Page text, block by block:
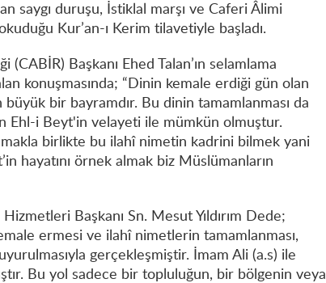
saygı duruşu, İstiklal marşı ve Caferi Âlimi
Kur’an-ı Kerim tilavetiyle başladı.
Başkanı Ehed Talan’ın selamlama
konuşmasında; “Dinin kemale erdiği gün olan
bir bayramdır. Bu dinin tamamlanması da
Ehl-i Beyt'in velayeti ile mümkün olmuştur.
birlikte bu ilahî nimetin kadrini bilmek yani
hayatını örnek almak biz Müslümanların
Başkanı Sn. Mesut Yıldırım Dede;
ermesi ve ilahî nimetlerin tamamlanması,
gerçekleşmiştir. İmam Ali (a.s) ile
Bu yol sadece bir topluluğun, bir bölgenin veya